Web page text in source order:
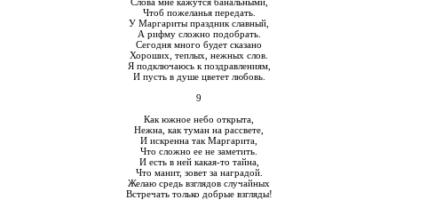
Чтоб пожеланья передать.
У Маргариты праздник славный,
А рифму сложно подобрать.
Сегодня много будет сказано
Хороших, теплых, нежных слов.
Я подключаюсь к поздравлениям,
И пусть в душе цветет любовь.
9
Как южное небо открыта,
Нежна, как туман на рассвете,
И искренна так Маргарита,
Что сложно ее не заметить.
И есть в ней какая-то тайна,
Что манит, зовет за наградой.
Желаю средь взглядов случайных
Встречать только добрые взгляды!